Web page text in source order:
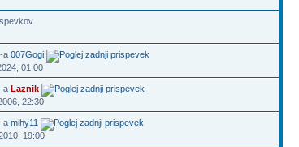
a007Gogi
01:00
aLaznik
22:30
amihy11
19:00